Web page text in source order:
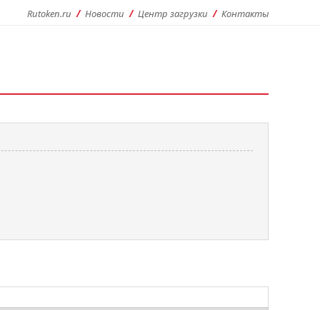
Rutoken.ru Новости Центр загрузки Контакты